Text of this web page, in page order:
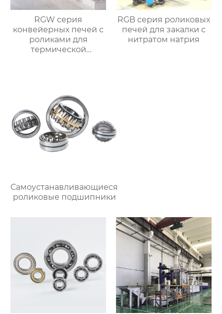
RGW серия
конвейерных печей с
роликами для
термической
RGB серия роликовых
печей для закалки с
нитратом натрия
Самоустанавливающиеся
роликовые подшипники